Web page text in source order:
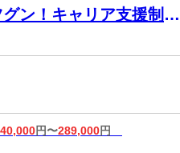
ン！キャリア支援制度
円〜289,000円